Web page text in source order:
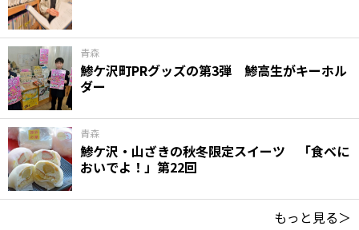
青森
鯵ケ沢町PRグッズの第3弾 鯵高生がキーホル
ダー
青森
鯵ケ沢・山ざきの秋冬限定スイーツ 「食べに
おいでよ！」第22回
もっと見る＞